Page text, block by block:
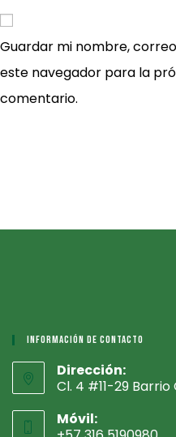
para
comentar
electrónico
para
comentar
URL
web
(opcional)
Guardar mi nombre,
este navegador para la
comentario.
Información De Contacto
Dirección:
Cl. 4 #11-29
Móvil: